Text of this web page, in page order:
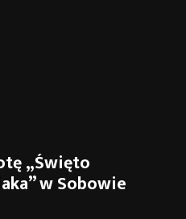
„Święto
w Sobowie